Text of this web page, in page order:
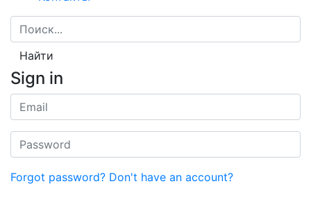
Найти
Sign in
Forgot password? Don't have an account?